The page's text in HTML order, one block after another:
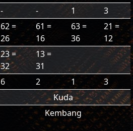
- - 1
3
62 =
26
61 =
16
63 =
36
21 =
12
23 =
32
13 =
31
6 2 1
3
Kuda
Kembang